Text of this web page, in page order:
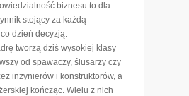
biznesu to dla
stojący za każdą
dzień decyzją.
tworzą dziś wysokiej klasy
od spawaczy, ślusarzy czy
inżynierów i konstruktorów, a
kończąc. Wielu z nich